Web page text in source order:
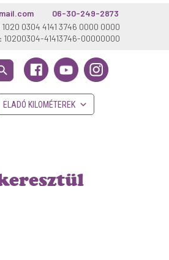
06-30-249-2873
1020 0304 4141 3746 0000 0000
10200304-41413746-00000000
Button
ELADÓ KILOMÉTEREK